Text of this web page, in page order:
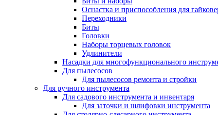
Оснастка и приспособления для
Переходники
Биты
Головки
Наборы торцевых головок
Удлинители
Насадки для многофункционального
Для пылесосов
Для пылесосов ремонта и стройки
Для ручного инструмента
Для садового инструмента и инвентаря
Для заточки и шлифовки инструмента